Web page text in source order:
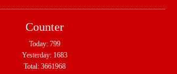
Counter
Today: 799
Yesterday: 1683
Total: 3661968